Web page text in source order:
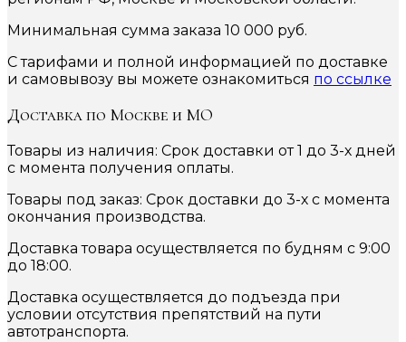
Минимальная сумма заказа 10 000 руб.
С тарифами и полной информацией по доставке
и самовывозу вы можете ознакомиться по ссылке
Доставка по Москве и МО
Товары из наличия: Срок доставки от 1 до 3-х дней
с момента получения оплаты.
Товары под заказ: Срок доставки до 3-х с момента
окончания производства.
Доставка товара осуществляется по будням с 9:00
до 18:00.
Доставка осуществляется до подъезда при
условии отсутствия препятствий на пути
автотранспорта.